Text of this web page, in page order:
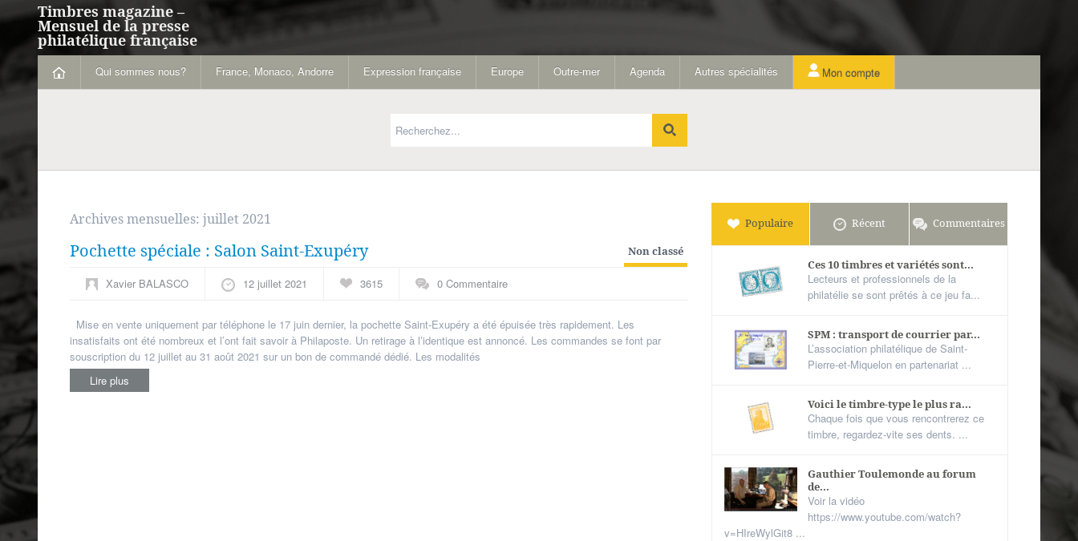
Timbres magazine –
Mensuel de la presse
philatélique française
Qui sommes nous? France, Monaco, Andorre Expression française Europe Outre-mer Agenda Autres spécialités Mon compte
Archives mensuelles: juillet 2021
Pochette spéciale : Salon Saint-Exupéry Non classé
Xavier BALASCO 12 juillet 2021 3615 0 Commentaire
Mise en vente uniquement par téléphone le 17 juin dernier, la pochette Saint-Exupéry a été épuisée très rapidement. Les
insatisfaits ont été nombreux et l’ont fait savoir à Philaposte. Un retirage à l’identique est annoncé. Les commandes se font par
souscription du 12 juillet au 31 août 2021 sur un bon de commandé dédié. Les modalités
Lire plus
Populaire Récent Commentaires
Ces 10 timbres et variétés sont...
Lecteurs et professionnels de la
philatélie se sont prêtés à ce jeu fa...
SPM : transport de courrier par...
L’association philatélique de Saint-
Pierre-et-Miquelon en partenariat ...
Voici le timbre-type le plus ra...
Chaque fois que vous rencontrerez ce
timbre, regardez-vite ses dents. ...
Gauthier Toulemonde au forum
de...
Voir la vidéo
https://www.youtube.com/watch?
v=HIreWylGit8 ...